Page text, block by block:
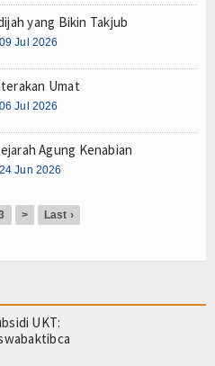
yang Bikin Takjub
Jul 2026
Umat
Jul 2026
Agung Kenabian
Jun 2026
> Last ›
UKT: